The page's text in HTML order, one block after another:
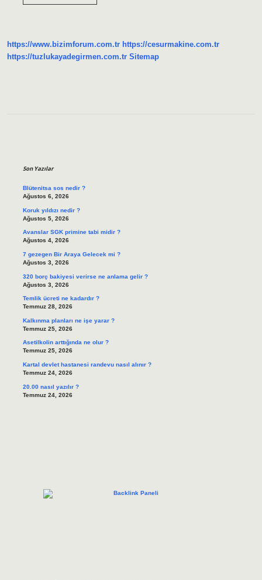
https://www.bizimforum.com.tr https://cesurmakine.com.tr
https://tuzlukayadegirmen.com.tr Sitemap
Son Yazılar
Blütenitsa sos nedir ?
Ağustos 6, 2026
Koruk yıldızı nedir ?
Ağustos 5, 2026
Avanslar SGK primine tabi midir ?
Ağustos 4, 2026
7 gezegen Bir Araya Gelecek mi ?
Ağustos 3, 2026
320 borç bakiyesi verirse ne anlama gelir ?
Ağustos 3, 2026
Temlik ücreti ne kadardır ?
Temmuz 28, 2026
Kalkınma planları ne işe yarar ?
Temmuz 25, 2026
Asetilkolin arttığında ne olur ?
Temmuz 25, 2026
Kartal devlet hastanesi randevu nasıl alınır ?
Temmuz 24, 2026
20.00 nasıl yazılır ?
Temmuz 24, 2026